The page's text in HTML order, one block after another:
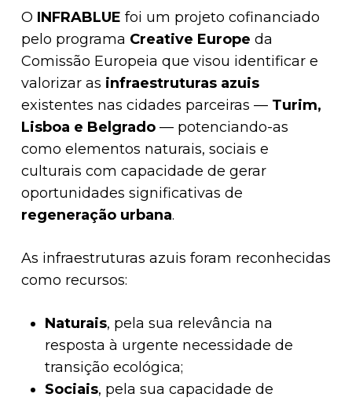
O INFRABLUE foi um projeto cofinanciado
pelo programa Creative Europe da
Comissão Europeia que visou identificar e
valorizar as infraestruturas azuis
existentes nas cidades parceiras — Turim,
Lisboa e Belgrado— potenciando-as
como elementos naturais, sociais e
culturais com capacidade de gerar
oportunidades significativas de
regeneração urbana.
As infraestruturas azuis foram reconhecidas
como recursos:
Naturais, pela sua relevância na
resposta à urgente necessidade de
transição ecológica;
Sociais, pela sua capacidade de